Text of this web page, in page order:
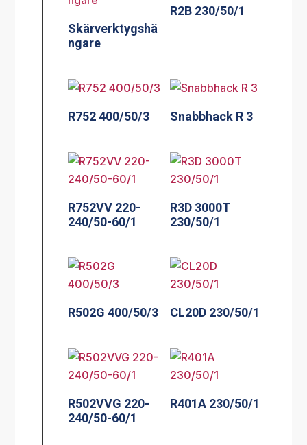
Skärverktygshä
ngare
R2B 230/50/1
R752 400/50/3 Snabbhack R 3
R752VV 220-
240/50-60/1
R3D 3000T
230/50/1
R502G 400/50/3 CL20D 230/50/1
R502VVG 220-
240/50-60/1
R401A 230/50/1